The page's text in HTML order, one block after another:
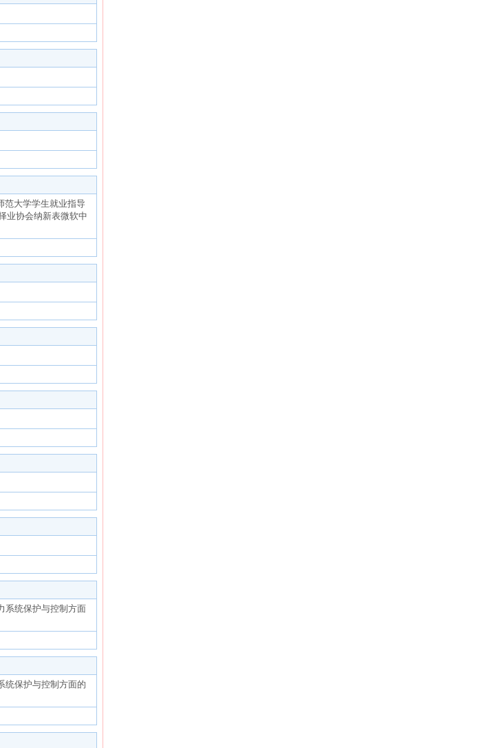
范大学学生就业指导
业协会纳新表微软中
系统保护与控制方面
统保护与控制方面的